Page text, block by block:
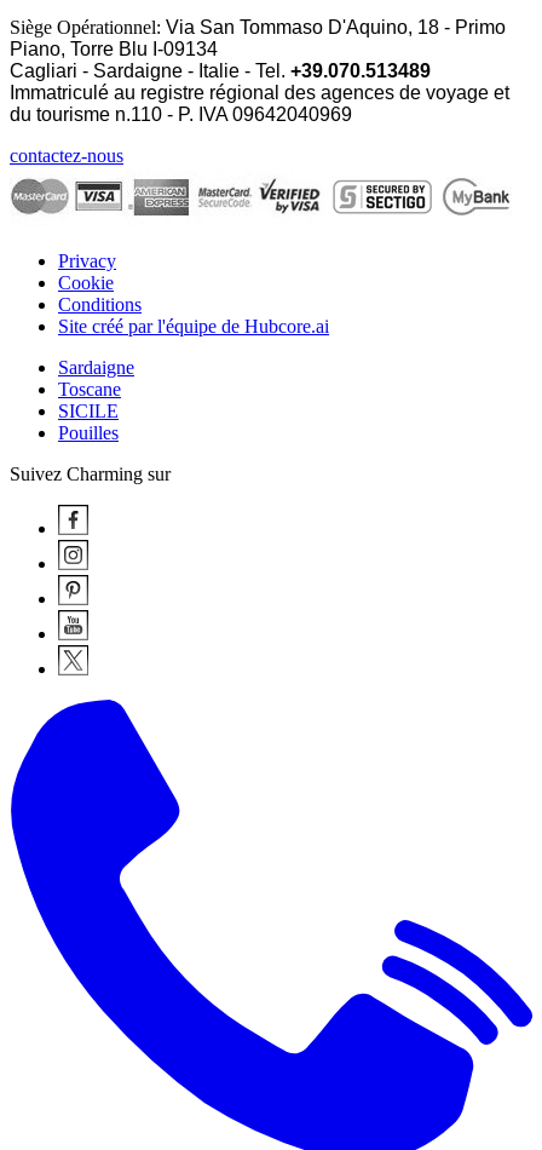
Siège Opérationnel: Via San Tommaso D'Aquino, 18 - Primo
Piano, Torre Blu I-09134
Cagliari - Sardaigne - Italie - Tel. +39.070.513489
Immatriculé au registre régional des agences de voyage et
du tourisme n.110 - P. IVA09642040969
contactez-nous
Privacy
Cookie
Conditions
Site créé par l'équipe de Hubcore.ai
Sardaigne
Toscane
SICILE
Pouilles
Suivez Charming sur